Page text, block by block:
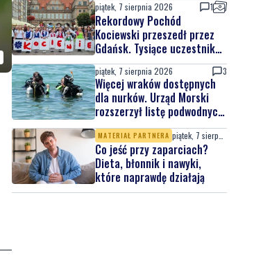
piątek, 7 sierpnia 2026 1
Rekordowy Pochód
Kociewski przeszedł przez
Gdańsk. Tysiące uczestników
na jubileuszowej edycji
piątek, 7 sierpnia 2026 3
Więcej wraków dostępnych
dla nurków. Urząd Morski
rozszerzył listę podwodnych
atrakcji
MATERIAŁ PARTNERA
Co jeść przy zaparciach?
Dieta, błonnik i nawyki,
które naprawdę działają